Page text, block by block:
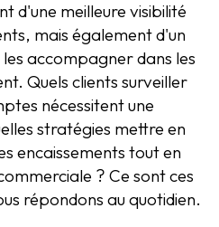
d'une meilleure visibilité
mais également d'un
accompagner dans les
Quels clients surveiller
nécessitent une
stratégies mettre en
encaissements tout en
? Ce sont ces
répondons au quotidien.